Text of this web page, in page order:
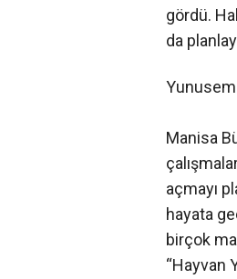
gördü.
da
Manisa
açmayı
hayata
birçok
“Hayvan